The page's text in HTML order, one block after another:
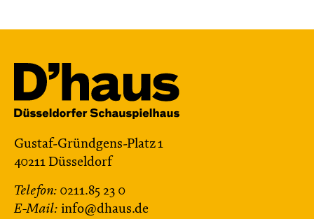
Gustaf-Gründgens-Platz 1
40211 Düsseldorf
Telefon: 0211.85 23 0
E-Mail: info@dhaus.de